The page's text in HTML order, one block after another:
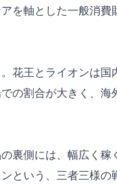
を軸とした一般消
花王とライオンは
の割合が大きく、
裏側には、幅広く稼
という、三者三様